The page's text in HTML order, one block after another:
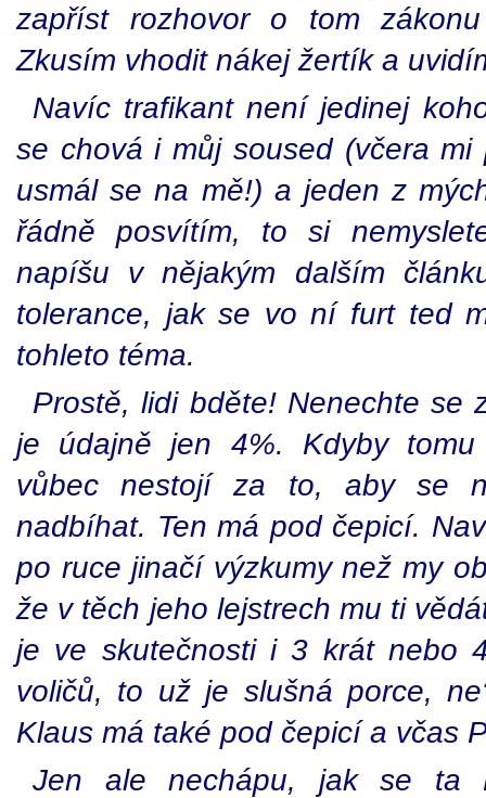
zapříst rozhovor o tom
Zkusím vhodit nákej žertík a
Navíc trafikant není jedinej
se chová i můj soused (včera
usmál se na mě!) a jeden z
řádně posvítím, to si
napíšu v nějakým dalším
tolerance, jak se vo ní furt ted
tohleto téma.
Prostě, lidi bděte! Nenechte se
je údajně jen 4%. Kdyby
vůbec nestojí za to, aby se
nadbíhat. Ten má pod čepicí.
po ruce jinačí výzkumy než my
že v těch jeho lejstrech mu ti
je ve skutečnosti i 3 krát nebo
voličů, to už je slušná porce,
Klaus má také pod čepicí a včas
Jen ale nechápu, jak se ta